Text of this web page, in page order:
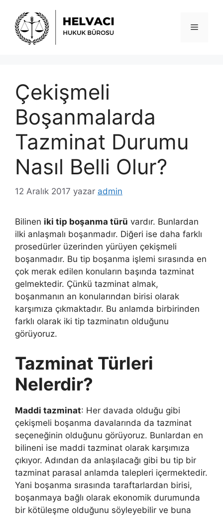
Menü
Çekişmeli
Boşanmalarda
Tazminat Durumu
Nasıl Belli Olur?
12 Aralık 2017 yazar admin
Bilinen iki tip boşanma türü vardır. Bunlardan
ilki anlaşmalı boşanmadır. Diğeri ise daha farklı
prosedürler üzerinden yürüyen çekişmeli
boşanmadır. Bu tip boşanma işlemi sırasında en
çok merak edilen konuların başında tazminat
gelmektedir. Çünkü tazminat almak,
boşanmanın an konularından birisi olarak
karşımıza çıkmaktadır. Bu anlamda birbirinden
farklı olarak iki tip tazminatın olduğunu
görüyoruz.
Tazminat Türleri
Nelerdir?
Maddi tazminat: Her davada olduğu gibi
çekişmeli boşanma davalarında da tazminat
seçeneğinin olduğunu görüyoruz. Bunlardan en
bilineni ise maddi tazminat olarak karşımıza
çıkıyor. Adından da anlaşılacağı gibi bu tip bir
tazminat parasal anlamda talepleri içermektedir.
Yani boşanma sırasında taraftarlardan birisi,
boşanmaya bağlı olarak ekonomik durumunda
bir kötüleşme olduğunu söyleyebilir ve buna